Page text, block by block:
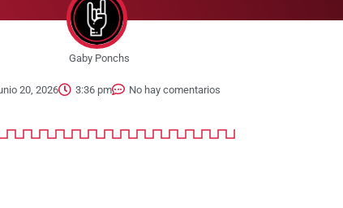
Gaby Ponchs
20, 2026 3:36 pm No hay comentarios